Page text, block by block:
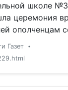
школе
церемония
ополченцам
разгрома
на
Газет •